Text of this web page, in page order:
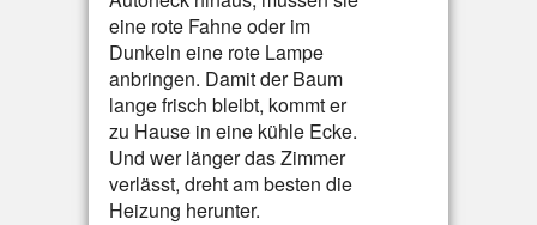
eine rote Fahne oder im
Dunkeln eine rote Lampe
anbringen. Damit der Baum
lange frisch bleibt, kommt er
zu Hause in eine kühle Ecke.
Und wer länger das Zimmer
verlässt, dreht am besten die
Heizung herunter.